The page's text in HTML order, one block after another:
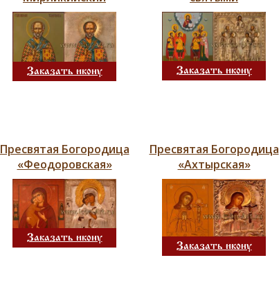
Заказать икону Заказать икону
Пресвятая Богородица
«Феодоровская»
Заказать икону
Пресвятая Богородица
«Ахтырская»
Заказать икону